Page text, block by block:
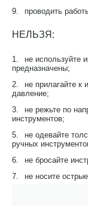
9.
проводить
НЕЛЬЗЯ:
1.
не используйте
предназначены;
2.
не прилагайте к
давление;
3.
не режьте по
инструментов;
5.
не одевайте
ручных
6.
не бросайте
7.
не носите